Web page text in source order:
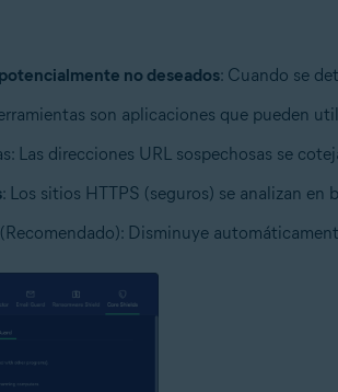
no deseados: Cuando se
son aplicaciones que pueden
Las direcciones URL sospechosas se
: Los sitios HTTPS (seguros) se analizan
Disminuye